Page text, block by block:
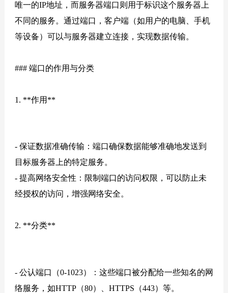
唯一的IP地址，而服务器端口则用于标识这个服务器上
不同的服务。通过端口，客户端（如用户的电脑、手机
等设备）可以与服务器建立连接，实现数据传输。
### 端口的作用与分类
1. **作用**
- 保证数据准确传输：端口确保数据能够准确地发送到
目标服务器上的特定服务。
- 提高网络安全性：限制端口的访问权限，可以防止未
经授权的访问，增强网络安全。
2. **分类**
- 公认端口（0-1023）：这些端口被分配给一些知名的网
络服务，如HTTP（80）、HTTPS（443）等。